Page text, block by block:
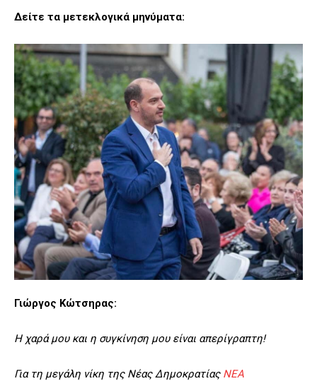
Δείτε τα μετεκλογικά μηνύματα:
Γιώργος Κώτσηρας:
Η χαρά μου και η συγκίνηση μου είναι απερίγραπτη!
Για τη μεγάλη νίκη της Νέας Δημοκρατίας ΝΕΑ